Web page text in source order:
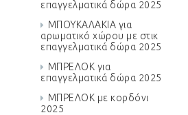
επαγγελματικά δώρα 2025
ΜΠΟΥΚΑΛΑΚΙΑ για
αρωματικό χώρου με στικ
επαγγελματικά δώρα 2025
ΜΠΡΕΛΟΚ για
επαγγελματικά δώρα 2025
ΜΠΡΕΛΟΚ με κορδόνι
2025